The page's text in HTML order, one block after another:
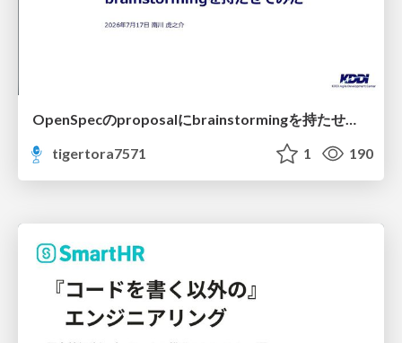
OpenSpecのproposalにbrainstormingを持たせてみた
tigertora7571
1 190